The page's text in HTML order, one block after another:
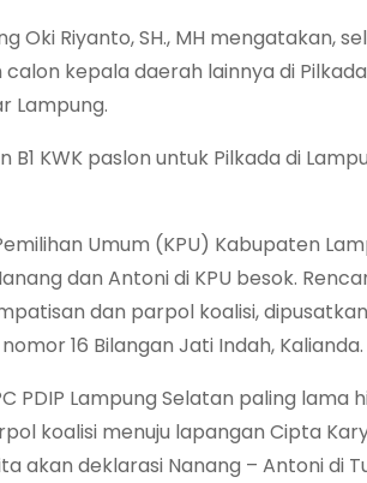
Riyanto, SH., MH mengatakan,
kepala daerah lainnya di
Lampung.
KWK paslon untuk Pilkada di
Umum (KPU) Kabupaten
dan Antoni di KPU besok.
dan parpol koalisi,
16 Bilangan Jati Indah, Kalianda.
PDIP Lampung Selatan paling lama
koalisi menuju lapangan Cipta
akan deklarasi Nanang – Antoni di